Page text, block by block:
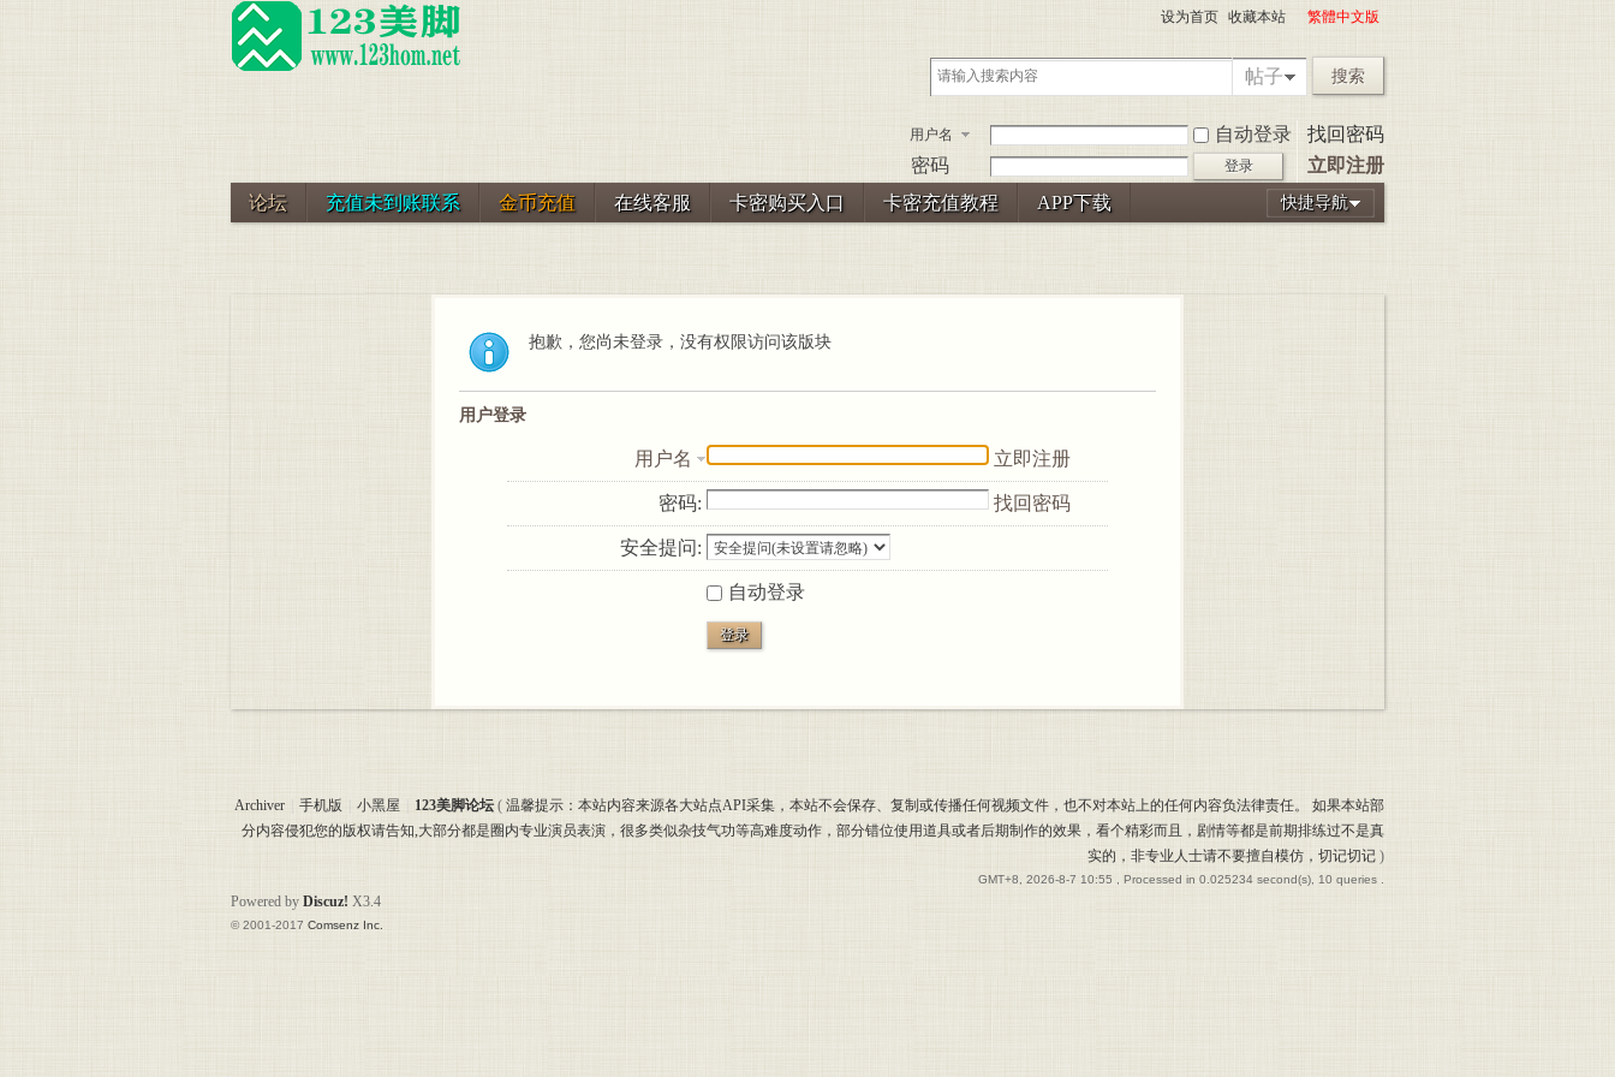
设为首页 收藏本站 繁體中文版
帖子 搜索
用户名 自动登录
找回密码
密码
登录 立即注册
快捷导航
论坛 充值未到账联系 金币充值 在线客服 卡密购买入口 卡密充值教程 APP下载
抱歉，您尚未登录，没有权限访问该版块
用户登录
用户名 立即注册
密码: 找回密码
安全提问:
自动登录
登录
Archiver 手机版 小黑屋 123美脚论坛 ( 温馨提示：本站内容来源各大站点API采集，本站不会保存、复制或传播任何视频文件，也不对本站上的任何内容负法律责任。 如果本站部
分内容侵犯您的版权请告知,大部分都是圈内专业演员表演，很多类似杂技气功等高难度动作，部分错位使用道具或者后期制作的效果，看个精彩而且，剧情等都是前期排练过不是真
实的，非专业人士请不要擅自模仿，切记切记 )
GMT+8, 2026-8-7 10:55 , Processed in 0.025234 second(s), 10 queries .
Powered by Discuz! X3.4
© 2001-2017 Comsenz Inc.